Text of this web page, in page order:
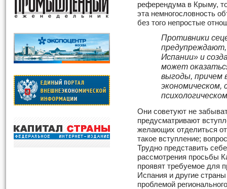
референдума в Крыму,
эта немногословность
без того непростые
Противники
Испании» и
может
выгоды, причем
экономическом,
Они советуют не
предусматривают
желающих отделиться от
такое вступление;
Трудно представить
рассмотрения просьбы
проявят требуемое для
Испания и другие
проблемой